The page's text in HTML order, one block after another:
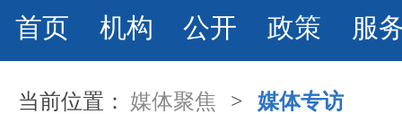
首页 机构 公开 政策 服
当前位置： 媒体聚焦 > 媒体专访